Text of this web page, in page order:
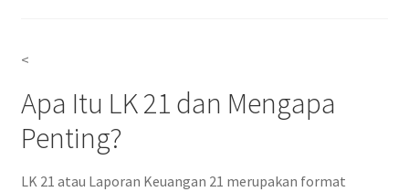
<
Apa Itu LK 21 dan Mengapa
Penting?
LK 21 atau Laporan Keuangan 21 merupakan format